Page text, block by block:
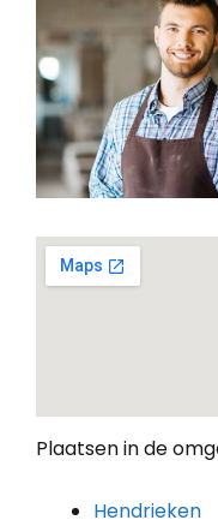
Plaatsen in de
Hendrieken